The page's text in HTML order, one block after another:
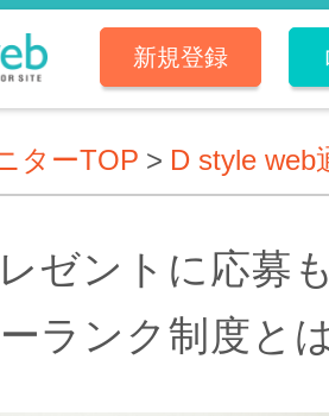
新規登録
ターTOP > D style web
ゼントに応募
ランク制度と